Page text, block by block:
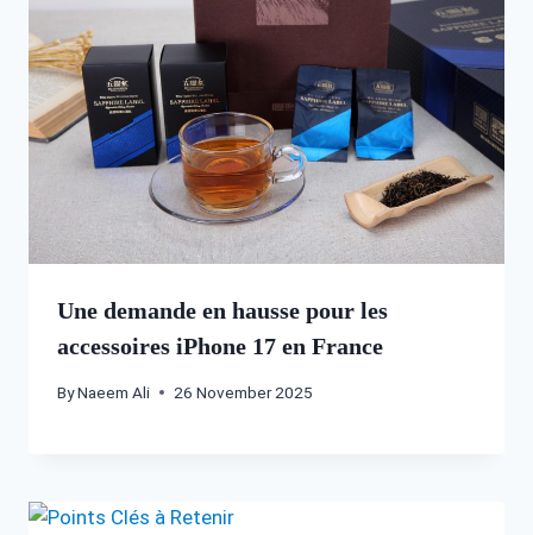
Une demande en hausse pour les
accessoires iPhone 17 en France
ByNaeem Ali 26 November 2025